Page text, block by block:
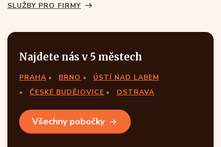
SLUŽBY PRO FIRMY
Najdete nás v 5 městech
PRAHA BRNO
ÚSTÍ NAD LABEM
ČESKÉ BUDĚJOVICE
OSTRAVA
Všechny pobočky